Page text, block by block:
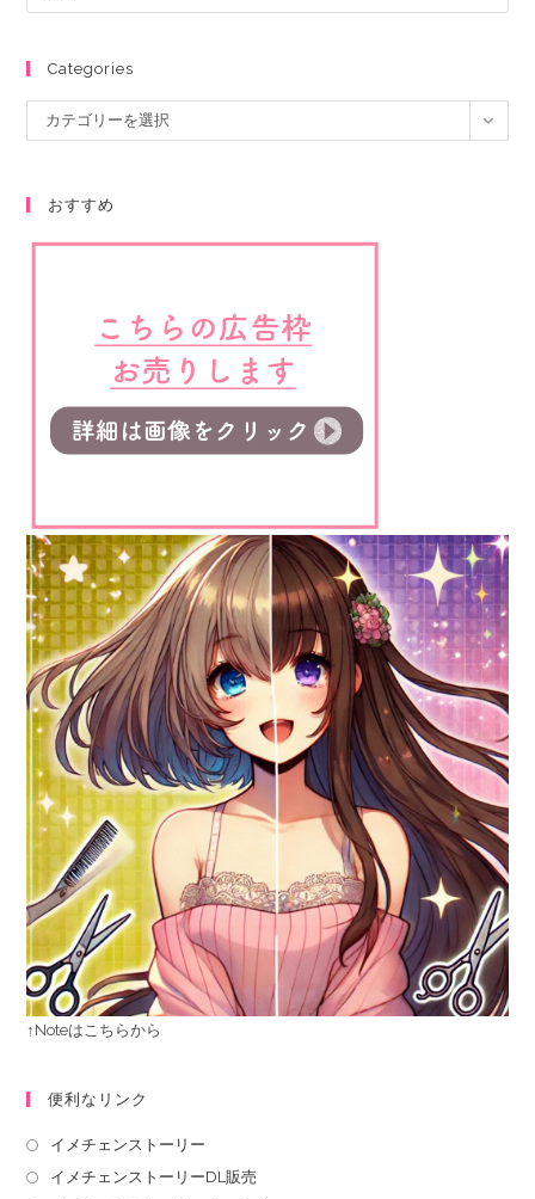
Categories
カテゴリーを選択
おすすめ
↑Noteはこちらから
便利なリンク
イメチェンストーリー
イメチェンストーリーDL販売